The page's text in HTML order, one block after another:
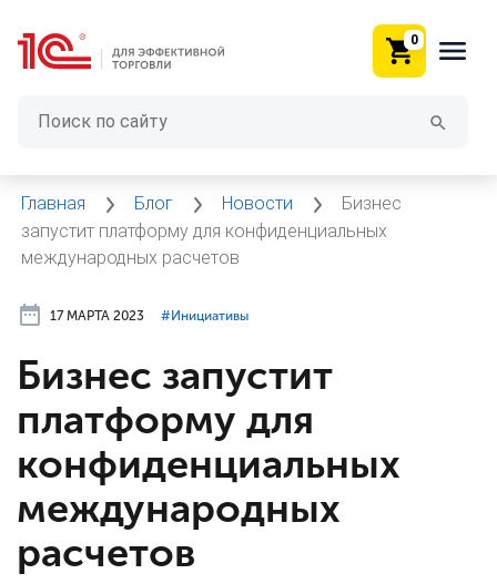
0
Главная Блог Новости
Бизнес
запустит платформу для конфиденциальных
международных расчетов
17 МАРТА 2023 #⁣Инициативы
Бизнес запустит
платформу для
конфиденциальных
международных
расчетов